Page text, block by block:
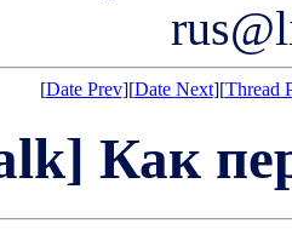
[Date Prev][Date Next][Thread
Как